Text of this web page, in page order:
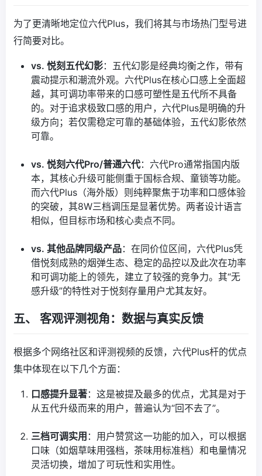
为了更清晰地定位六代Plus，我们将其与市场热门型号进
行简要对比。
vs. 悦刻五代幻影：五代幻影是经典均衡之作，带有
震动提示和潮流外观。六代Plus在核心口感上全面超
越，其可调功率带来的口感可塑性是五代所不具备
的。对于追求极致口感的用户，六代Plus是明确的升
级方向；若仅需稳定可靠的基础体验，五代幻影依然
可靠。
vs. 悦刻六代Pro/普通六代：六代Pro通常指国内版
本，其核心升级可能侧重于国标合规、童锁等功能。
而六代Plus（海外版）则纯粹聚焦于功率和口感体验
的突破，其8W三档调压是显著优势。两者设计语言
相似，但目标市场和核心卖点不同。
vs. 其他品牌同级产品：在同价位区间，六代Plus凭
借悦刻成熟的烟弹生态、稳定的品控以及此次在功率
和可调功能上的领先，建立了较强的竞争力。其“无
感升级”的特性对于悦刻存量用户尤其友好。
五、 客观评测视角：数据与真实反馈
根据多个网络社区和评测视频的反馈，六代Plus杆的优点
集中体现在以下几个方面：
口感提升显著：这是被提及最多的优点，尤其是对于
从五代升级而来的用户，普遍认为“回不去了”。
三档可调实用 ：用户赞赏这一功能的加入，可以根据
口味（如烟草味用强档，茶味用标准档）和电量情况
灵活切换，增加了可玩性和实用性。